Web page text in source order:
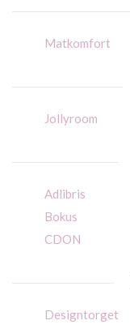
Matkomfort
Jollyroom
Adlibris
Bokus
CDON
Designtorget